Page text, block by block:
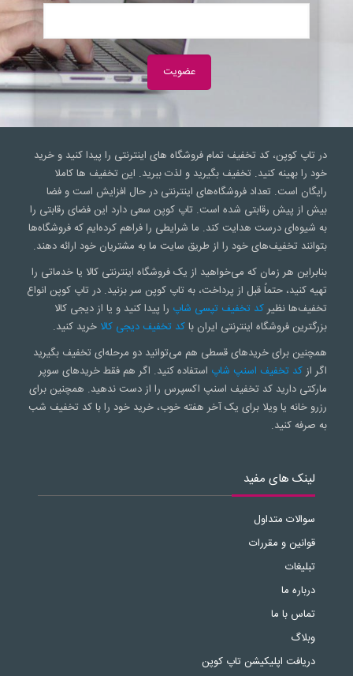
در تاپ کوپن، کد تخفیف تمام فروشگاه های اینترنتی را پیدا کنید و خرید
خود را بهینه کنید. تخفیف بگیرید و لذت ببرید. این تخفیف ها کاملا
رایگان است. تعداد فروشگاه‌های اینترنتی در حال افزایش است و فضا
بیش از پیش رقابتی شده است. تاپ کوپن سعی‌ دارد این فضای رقابتی را
به شیوه‌ای درست هدایت کند. ما شرایطی را فراهم کرده‌ایم که فروشگاه‌ها
بتوانند تخفیف‌های خود را از طریق سایت ما به مشتریان خود ارائه دهند.
بنابراین هر زمان که می‌خواهید از یک فروشگاه اینترنتی کالا یا خدماتی را
تهیه کنید، حتماً قبل از پرداخت، به تاپ کوپن سر بزنید. در تاپ کوپن انواع
تخفیف‌ها نظیرکد تخفیف تپسی شاپ را پیدا کنید و یا از دیجی کالا
بزرگترین فروشگاه اینترنتی ایران باکد تخفیف دیجی کالا خرید کنید.
همچنین برای خریدهای قسطی هم می‌توانید دو مرحله‌ای تخفیف بگیرید
اگر ازکد تخفیف اسنپ شاپ استفاده کنید. اگر هم فقط خریدهای سوپر
مارکتی دارید کد تخفیف اسنپ اکسپرس را از دست ندهید. همچنین برای
رزرو خانه یا ویلا برای یک آخر هفته خوب، خرید خود را با کد تخفیف شب
به صرفه کنید.
لینک های مفید
سوالات متداول
قوانین و مقررات
تبلیغات
درباره ما
تماس با ما
وبلاگ
دریافت اپلیکیشن تاپ کوپن